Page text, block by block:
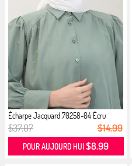
Écharpe Jacquard 70258-04 Écru
$37.07 $14.99
POUR AUJOURD HUI$8.99